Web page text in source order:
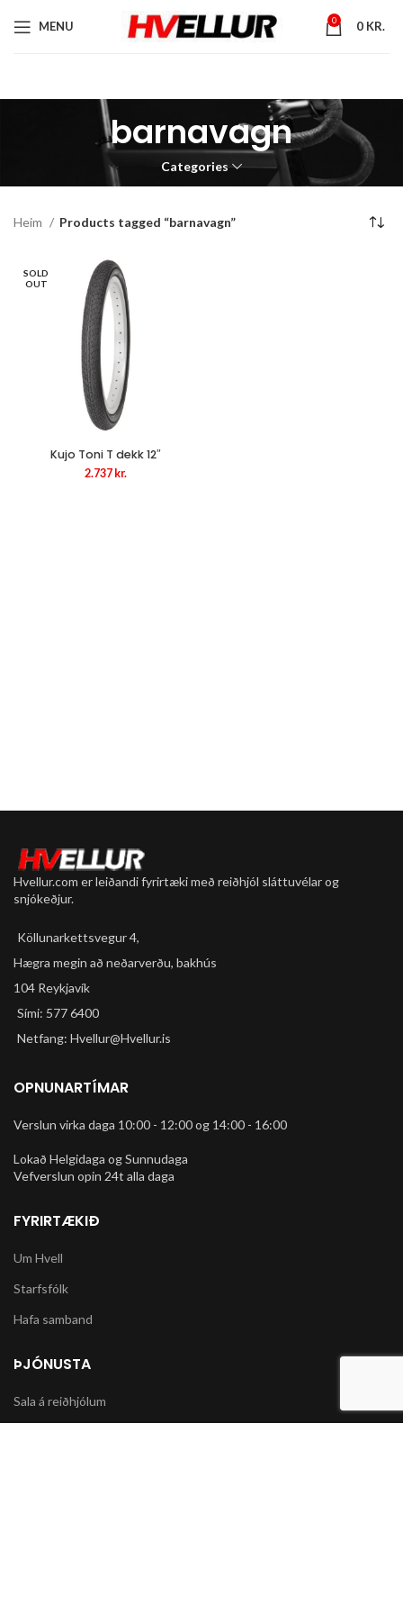
MENU 0 0 KR.
barnavagn
Categories
Heim Products tagged “barnavagn”
SOLD
OUT
Kujo Toni T dekk 12″
2.737 kr.
Hvellur.com er leiðandi fyrirtæki með reiðhjól sláttuvélar og
snjókeðjur.
Köllunarkettsvegur 4,
Hægra megin að neðarverðu, bakhús
104 Reykjavík
Sími: 577 6400
Netfang: Hvellur@Hvellur.is
OPNUNARTÍMAR
Verslun virka daga 10:00 - 12:00 og 14:00 - 16:00
Lokað Helgidaga og Sunnudaga
Vefverslun opin 24t alla daga
FYRIRTÆKIÐ
Um Hvell
Starfsfólk
Hafa samband
ÞJÓNUSTA
Sala á reiðhjólum